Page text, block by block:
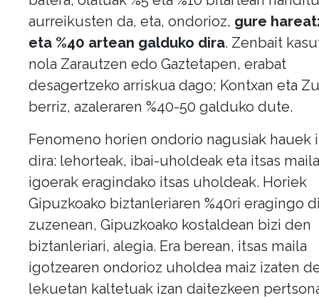
aurreikusten da, eta, ondorioz, gure
eta %40 artean galduko dira. Zenbait
nola Zarautzen edo Gaztetapen, erabat
desagertzeko arriskua dago; Kontxan eta
berriz, azaleraren %40-50 galduko dute.
Fenomeno horien ondorio nagusiak hauek
dira: lehorteak, ibai-uholdeak eta itsas
igoerak eragindako itsas uholdeak. Horiek
Gipuzkoako biztanleriaren %40ri eragingo
zuzenean, Gipuzkoako kostaldean bizi den
biztanleriari, alegia. Era berean, itsas maila
igotzearen ondorioz uholdea maiz izaten
lekuetan kaltetuak izan daitezkeen